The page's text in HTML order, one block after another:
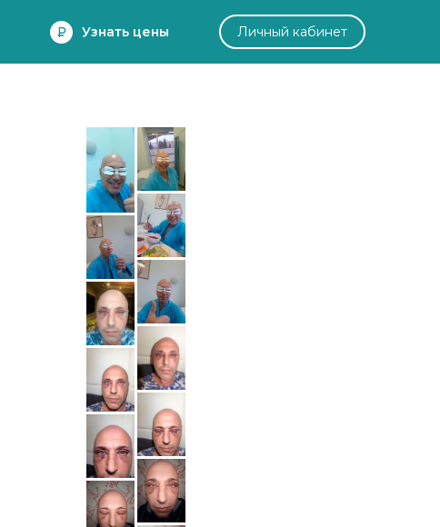
Узнать цены Личный кабинет